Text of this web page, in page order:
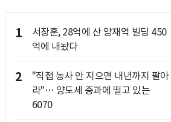
1
서장훈, 28억에 산 양재역 빌딩 450
억에 내놨다
2
"직접 농사 안 지으면 내년까지 팔아
라"… 양도세 중과에 떨고 있는
6070